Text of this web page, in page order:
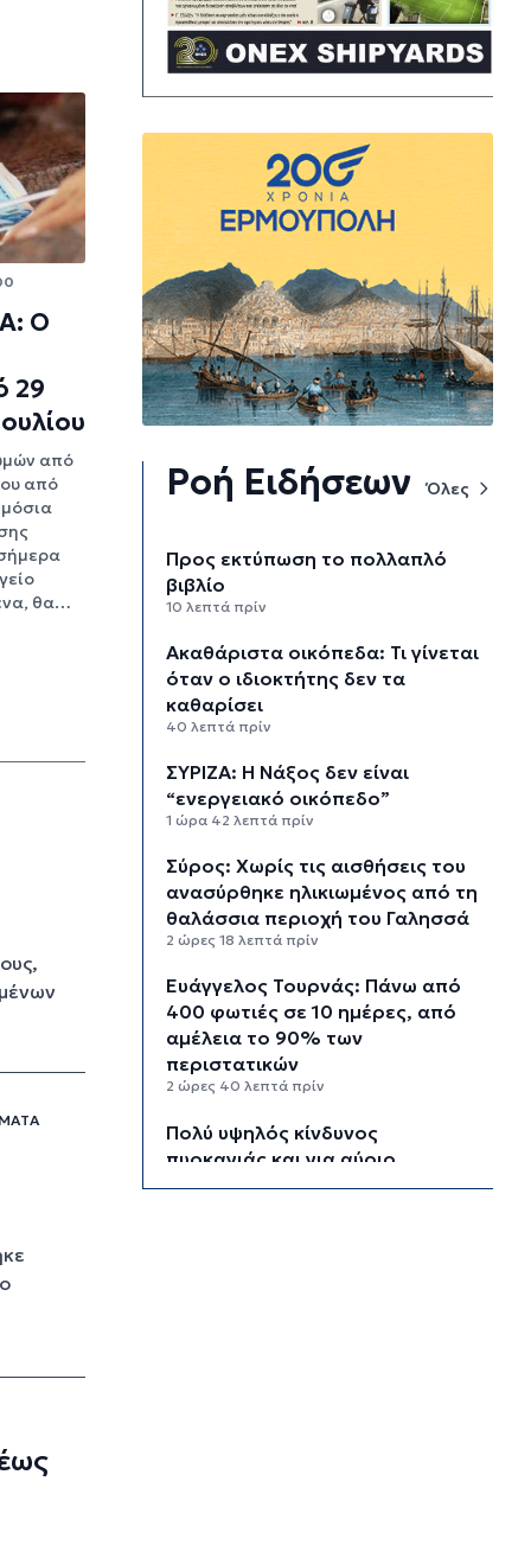
Ο
29
από
από
θα…
Ροή Ειδήσεων Όλες
Προς εκτύπωση το πολλαπλό
βιβλίο
10 λεπτά πρίν
Ακαθάριστα οικόπεδα: Τι γίνεται
όταν ο ιδιοκτήτης δεν τα
καθαρίσει
40 λεπτά πρίν
ΣΥΡΙΖΑ: Η Νάξος δεν είναι
“ενεργειακό οικόπεδο”
1 ώρα 42 λεπτά πρίν
Σύρος: Χωρίς τις αισθήσεις του
ανασύρθηκε ηλικιωμένος από τη
θαλάσσια περιοχή του Γαλησσά
2 ώρες 18 λεπτά πρίν
Ευάγγελος Τουρνάς: Πάνω από
400 φωτιές σε 10 ημέρες, από
αμέλεια το 90% των
περιστατικών
2 ώρες 40 λεπτά πρίν
Πολύ υψηλός κίνδυνος
πυρκαγιάς και για αύριο
Δευτέρα στις Κυκλάδες